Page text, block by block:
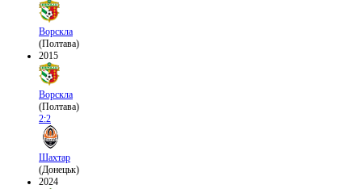
Ворскла
(Полтава)
2015
Ворскла
(Полтава)
2:2
Шахтар
(Донецьк)
2024